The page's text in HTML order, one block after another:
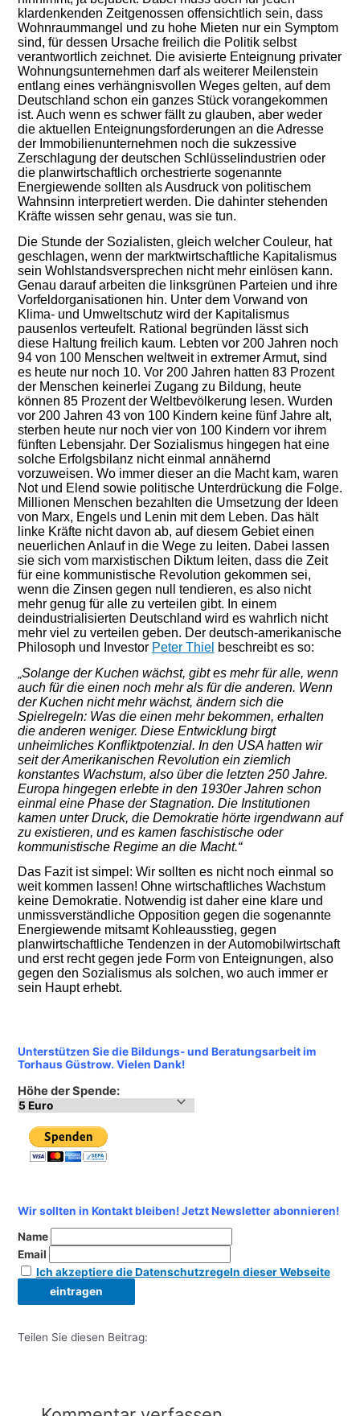
klardenkenden Zeitgenossen offensichtlich sein, dass
Wohnraummangel und zu hohe Mieten nur ein Symptom
sind, für dessen Ursache freilich die Politik selbst
verantwortlich zeichnet. Die avisierte Enteignung privater
Wohnungsunternehmen darf als weiterer Meilenstein
entlang eines verhängnisvollen Weges gelten, auf dem
Deutschland schon ein ganzes Stück vorangekommen
ist. Auch wenn es schwer fällt zu glauben, aber weder
die aktuellen Enteignungsforderungen an die Adresse
der Immobilienunternehmen noch die sukzessive
Zerschlagung der deutschen Schlüsselindustrien oder
die planwirtschaftlich orchestrierte sogenannte
Energiewende sollten als Ausdruck von politischem
Wahnsinn interpretiert werden. Die dahinter stehenden
Kräfte wissen sehr genau, was sie tun.
Die Stunde der Sozialisten, gleich welcher Couleur, hat
geschlagen, wenn der marktwirtschaftliche Kapitalismus
sein Wohlstandsversprechen nicht mehr einlösen kann.
Genau darauf arbeiten die linksgrünen Parteien und ihre
Vorfeldorganisationen hin. Unter dem Vorwand von
Klima- und Umweltschutz wird der Kapitalismus
pausenlos verteufelt. Rational begründen lässt sich
diese Haltung freilich kaum. Lebten vor 200 Jahren noch
94 von 100 Menschen weltweit in extremer Armut, sind
es heute nur noch 10. Vor 200 Jahren hatten 83 Prozent
der Menschen keinerlei Zugang zu Bildung, heute
können 85 Prozent der Weltbevölkerung lesen. Wurden
vor 200 Jahren 43 von 100 Kindern keine fünf Jahre alt,
sterben heute nur noch vier von 100 Kindern vor ihrem
fünften Lebensjahr. Der Sozialismus hingegen hat eine
solche Erfolgsbilanz nicht einmal annähernd
vorzuweisen. Wo immer dieser an die Macht kam, waren
Not und Elend sowie politische Unterdrückung die Folge.
Millionen Menschen bezahlten die Umsetzung der Ideen
von Marx, Engels und Lenin mit dem Leben. Das hält
linke Kräfte nicht davon ab, auf diesem Gebiet einen
neuerlichen Anlauf in die Wege zu leiten. Dabei lassen
sie sich vom marxistischen Diktum leiten, dass die Zeit
für eine kommunistische Revolution gekommen sei,
wenn die Zinsen gegen null tendieren, es also nicht
mehr genug für alle zu verteilen gibt. In einem
deindustrialisierten Deutschland wird es wahrlich nicht
mehr viel zu verteilen geben. Der deutsch-amerikanische
Philosoph und Investor Peter Thiel beschreibt es so:
„Solange der Kuchen wächst, gibt es mehr für alle, wenn
auch für die einen noch mehr als für die anderen. Wenn
der Kuchen nicht mehr wächst, ändern sich die
Spielregeln: Was die einen mehr bekommen, erhalten
die anderen weniger. Diese Entwicklung birgt
unheimliches Konfliktpotenzial. In den USA hatten wir
seit der Amerikanischen Revolution ein ziemlich
konstantes Wachstum, also über die letzten 250 Jahre.
Europa hingegen erlebte in den 1930er Jahren schon
einmal eine Phase der Stagnation. Die Institutionen
kamen unter Druck, die Demokratie hörte irgendwann auf
zu existieren, und es kamen faschistische oder
kommunistische Regime an die Macht.“
Das Fazit ist simpel: Wir sollten es nicht noch einmal so
weit kommen lassen! Ohne wirtschaftliches Wachstum
keine Demokratie. Notwendig ist daher eine klare und
unmissverständliche Opposition gegen die sogenannte
Energiewende mitsamt Kohleausstieg, gegen
planwirtschaftliche Tendenzen in der Automobilwirtschaft
und erst recht gegen jede Form von Enteignungen, also
gegen den Sozialismus als solchen, wo auch immer er
sein Haupt erhebt.
Unterstützen Sie die Bildungs- und Beratungsarbeit im
Torhaus Güstrow. Vielen Dank!
Höhe der Spende:
Wir sollten in Kontakt bleiben! Jetzt Newsletter abonnieren!
Name
Email
Ich akzeptiere die Datenschutzregeln dieser Webseite
Teilen Sie diesen Beitrag: